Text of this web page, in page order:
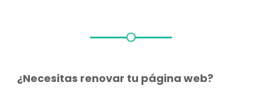
¿Necesitas renovar tu página web?